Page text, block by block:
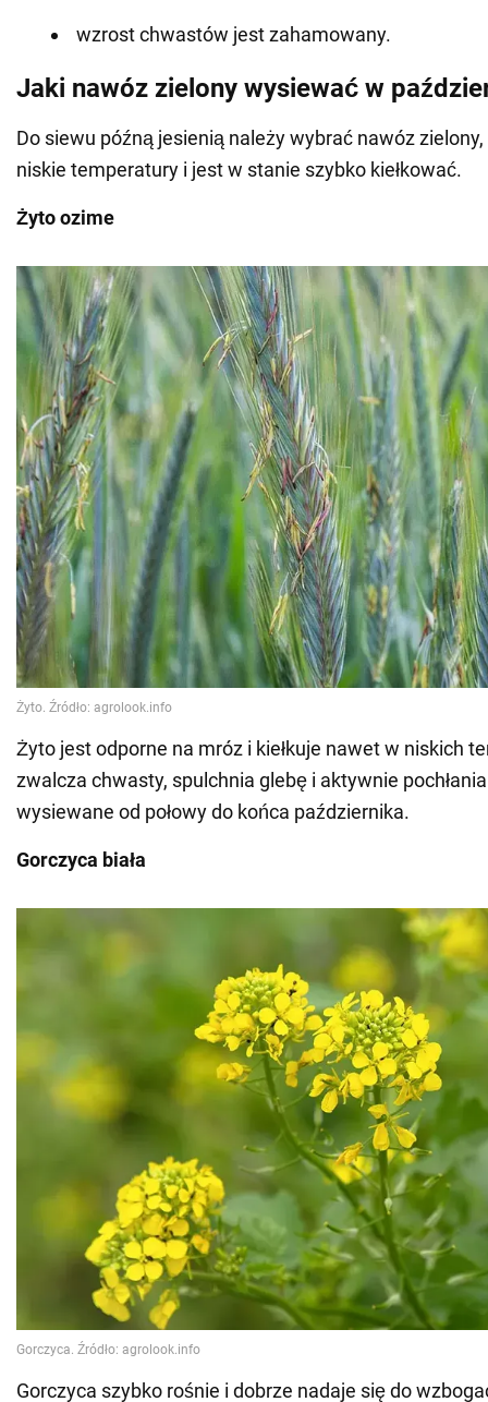
wzrost chwastów jest zahamowany.
Jaki nawóz zielony wysiewać w
Do siewu późną jesienią należy wybrać nawóz
niskie temperatury i jest w stanie szybko kiełkować.
Żyto ozime
Żyto jest odporne na mróz i kiełkuje nawet w niskich
zwalcza chwasty, spulchnia glebę i aktywnie
wysiewane od połowy do końca października.
Gorczyca biała
Gorczyca szybko rośnie i dobrze nadaje się do